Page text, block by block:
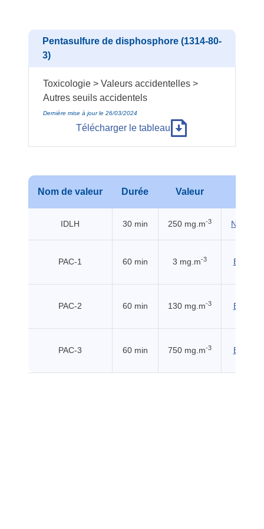
Pentasulfure de disphosphore (1314-80-
3)
Toxicologie > Valeurs accidentelles >
Autres seuils accidentels
Dernière mise à jour le 26/03/2024
Télécharger le tableau
Nom de valeur Durée Valeur
IDLH 30 min 250 mg.m-3 NIOSH
PAC-1 60 min 3 mg.m-3 EHSS
PAC-2 60 min 130 mg.m-3 EHSS
PAC-3 60 min 750 mg.m-3 EHSS